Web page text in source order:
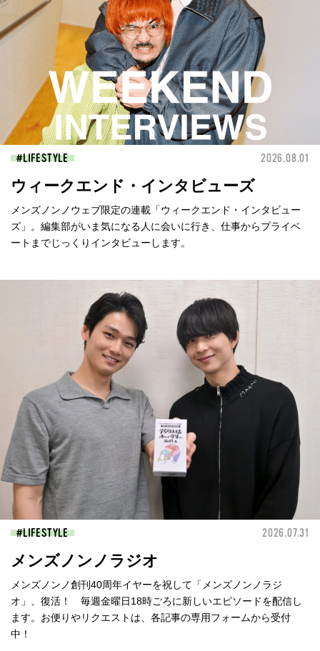
LIFESTYLE 2026.08.01
ウィークエンド・インタビューズ
メンズノンノウェブ限定の連載「ウィークエンド・インタビュー
ズ」。編集部がいま気になる人に会いに行き、仕事からプライベ
ートまでじっくりインタビューします。
LIFESTYLE 2026.07.31
メンズノンノラジオ
メンズノンノ創刊40周年イヤーを祝して「メンズノンノラジ
オ」、復活！ 毎週金曜日18時ごろに新しいエピソードを配信し
ます。お便りやリクエストは、各記事の専用フォームから受付
中！